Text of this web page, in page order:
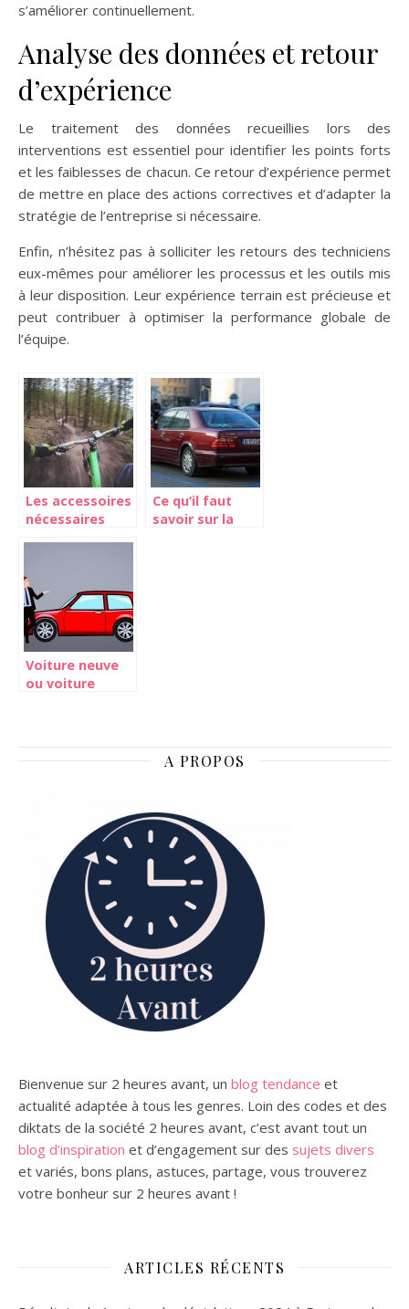
s’améliorer continuellement.
Analyse des données et retour
d’expérience
Le traitement des données recueillies lors des
interventions est essentiel pour identifier les points forts
et les faiblesses de chacun. Ce retour d’expérience permet
de mettre en place des actions correctives et d’adapter la
stratégie de l’entreprise si nécessaire.
Enfin, n’hésitez pas à solliciter les retours des techniciens
eux-mêmes pour améliorer les processus et les outils mis
à leur disposition. Leur expérience terrain est précieuse et
peut contribuer à optimiser la performance globale de
l’équipe.
Les accessoires
nécessaires
route
Ce qu’il faut
savoir sur la
Voiture neuve
ou voiture
A PROPOS
Bienvenue sur 2 heures avant, un blog tendance et
actualité adaptée à tous les genres. Loin des codes et des
diktats de la société 2 heures avant, c’est avant tout un
blog d’inspiration et d’engagement sur des sujets divers
et variés, bons plans, astuces, partage, vous trouverez
votre bonheur sur 2 heures avant !
ARTICLES RÉCENTS